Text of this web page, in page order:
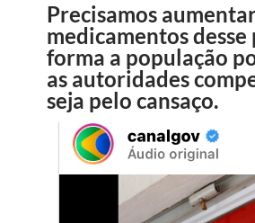
Precisamos
medicamentos
forma a população
as autoridades
seja pelo cansaço.